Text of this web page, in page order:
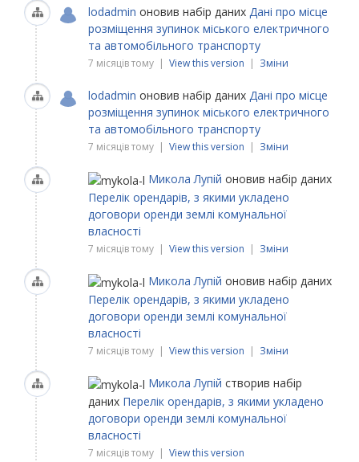
lodadmin оновив набір даних Дані про місце
розміщення зупинок міського електричного
та автомобільного транспорту
7 місяців тому | View this version Зміни
lodadmin оновив набір даних Дані про місце
розміщення зупинок міського електричного
та автомобільного транспорту
7 місяців тому | View this version Зміни
Микола Лупій оновив набір даних
Перелік орендарів, з якими укладено
договори оренди землі комунальної
власності
7 місяців тому | View this version | Зміни
Микола Лупій оновив набір даних
Перелік орендарів, з якими укладено
договори оренди землі комунальної
власності
7 місяців тому | View this version | Зміни
Микола Лупій створив набір
даних Перелік орендарів, з якими укладено
договори оренди землі комунальної
власності
7 місяців тому | View this version